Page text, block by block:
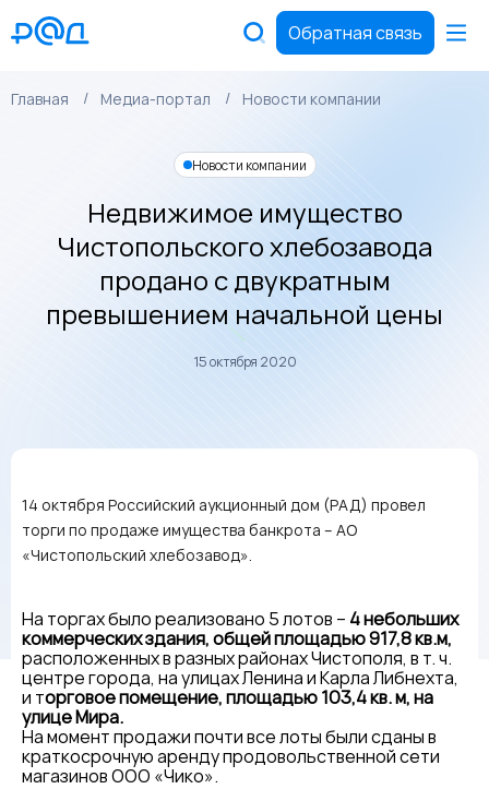
Обратная связь
Главная Медиа-портал Новости компании
Новости компании
Недвижимое имущество
Чистопольского хлебозавода
продано с двукратным
превышением начальной цены
15 октября 2020
14 октября Российский аукционный дом (РАД) провел
торги по продаже имущества банкрота – АО
«Чистопольский хлебозавод».
На торгах было реализовано 5 лотов – 4 небольших
коммерческих здания, общей площадью 917,8 кв.м,
расположенных в разных районах Чистополя, в т. ч.
центре города, на улицах Ленина и Карла Либнехта,
и торговое помещение, площадью 103,4 кв. м, на
улице Мира.
На момент продажи почти все лоты были сданы в
краткосрочную аренду продовольственной сети
магазинов ООО «Чико».